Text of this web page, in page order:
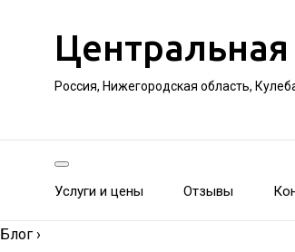
Россия, Нижегородская область,
Услуги и цены Отзывы
Блог ›